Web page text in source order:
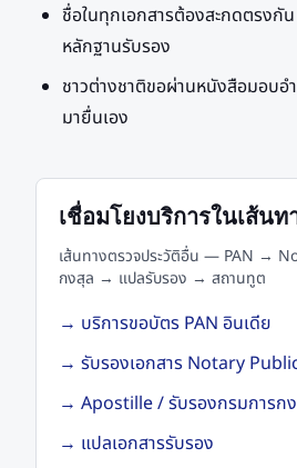
ชื่อในทุกเอกสารต้องสะกดตรง
หลักฐานรับรอง
ชาวต่างชาติขอผ่านหนังสือมอบอ
มายื่นเอง
เชื่อมโยงบริการในเส้นท
เส้นทางตรวจประวัติอื่น — PAN →
กงสุล → แปลรับรอง → สถานทูต
→ บริการขอบัตร PAN อินเดีย
→ รับรองเอกสาร Notary
→ Apostille / รับรองกรมการก
→ แปลเอกสารรับรอง